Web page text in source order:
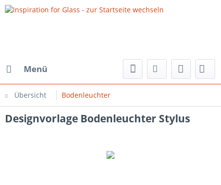
Menü
Übersicht Bodenleuchter
Designvorlage Bodenleuchter Stylus